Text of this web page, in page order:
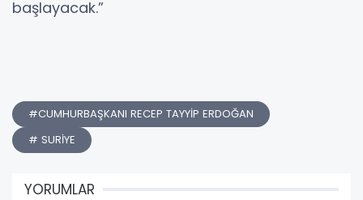
başlayacak.”
#CUMHURBAŞKANI RECEP TAYYİP ERDOĞAN
# SURİYE
YORUMLAR